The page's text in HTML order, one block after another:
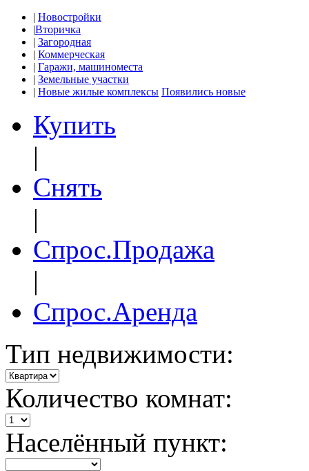
| Новостройки
|Вторичка
| Загородная
| Коммерческая
| Гаражи, машиноместа
| Земельные участки
| Новые жилые комплексы Появились новые
Купить
|
Снять
|
Спрос.Продажа
|
Спрос.Аренда
Тип недвижимости:
Количество комнат:
Населённый пункт: